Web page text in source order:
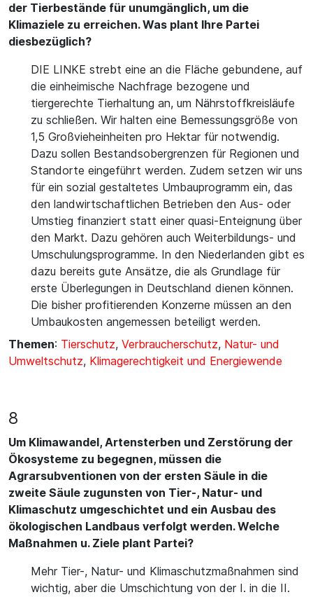
der Tierbestände für unumgänglich, um die
Klimaziele zu erreichen. Was plant Ihre Partei
diesbezüglich?
DIE LINKE strebt eine an die Fläche gebundene, auf
die einheimische Nachfrage bezogene und
tiergerechte Tierhaltung an, um Nährstoffkreisläufe
zu schließen. Wir halten eine Bemessungsgröße von
1,5 Großvieheinheiten pro Hektar für notwendig.
Dazu sollen Bestandsobergrenzen für Regionen und
Standorte eingeführt werden. Zudem setzen wir uns
für ein sozial gestaltetes Umbauprogramm ein, das
den landwirtschaftlichen Betrieben den Aus- oder
Umstieg finanziert statt einer quasi-Enteignung über
den Markt. Dazu gehören auch Weiterbildungs- und
Umschulungsprogramme. In den Niederlanden gibt es
dazu bereits gute Ansätze, die als Grundlage für
erste Überlegungen in Deutschland dienen können.
Die bisher profitierenden Konzerne müssen an den
Umbaukosten angemessen beteiligt werden.
Themen: Tierschutz, Verbraucherschutz, Natur- und
Umweltschutz, Klimagerechtigkeit und Energiewende
8
Um Klimawandel, Artensterben und Zerstörung der
Ökosysteme zu begegnen, müssen die
Agrarsubventionen von der ersten Säule in die
zweite Säule zugunsten von Tier-, Natur- und
Klimaschutz umgeschichtet und ein Ausbau des
ökologischen Landbaus verfolgt werden. Welche
Maßnahmen u. Ziele plant Partei?
Mehr Tier-, Natur- und Klimaschutzmaßnahmen sind
wichtig, aber die Umschichtung von der I. in die II.